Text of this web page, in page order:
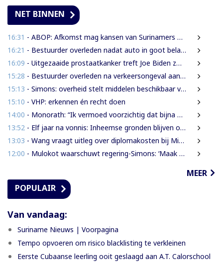
NET BINNEN
16:31 - ABOP: Afkomst mag kansen van Surinamers niet bepalen
16:21 - Bestuurder overleden nadat auto in goot belandt
16:09 - Uitgezaaide prostaatkanker treft Joe Biden zwaar, oud-president kampt met hevige pijn
15:28 - Bestuurder overleden na verkeersongeval aan Commissaris Weythingweg
15:13 - Simons: overheid stelt middelen beschikbaar voor onderzoek na Heritage Month 2026
15:10 - VHP: erkennen én recht doen
14:00 - Monorath: “Ik vermoed voorzichtig dat bijna 30% personen in gevangenissen oplichters zijn”
13:52 - Elf jaar na vonnis: Inheemse gronden blijven onbeschermd in Suriname
13:03 - Wang vraagt uitleg over diplomakosten bij Miranda Lyceum
12:00 - Mulokot waarschuwt regering-Simons: ‘Maak van 5-kilometerwet geen uitstel van echte grondenrechten’
MEER
POPULAIR
Van vandaag:
Suriname Nieuws | Voorpagina
Tempo opvoeren om risico blacklisting te verkleinen
Eerste Cubaanse leerling ooit geslaagd aan A.T. Calorschool